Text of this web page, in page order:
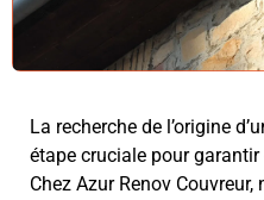
La recherche de l’origine
étape cruciale pour
Chez Azur Renov